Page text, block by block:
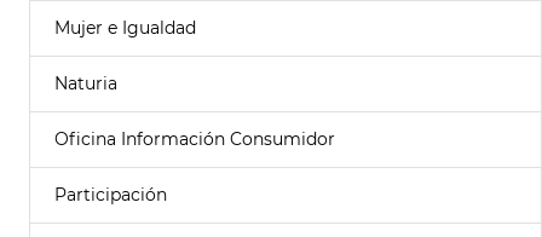
Mujer e Igualdad
Naturia
Oficina Información Consumidor
Participación